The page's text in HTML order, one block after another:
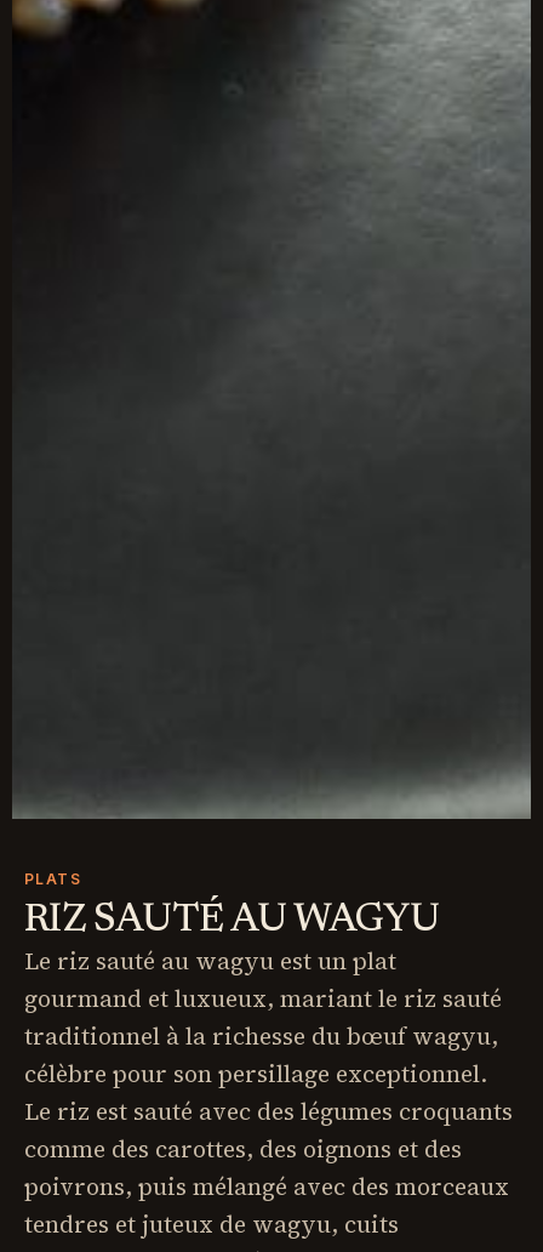
PLATS
RIZ SAUTÉ AU WAGYU
Le riz sauté au wagyu est un plat
gourmand et luxueux, mariant le riz sauté
traditionnel à la richesse du bœuf wagyu,
célèbre pour son persillage exceptionnel.
Le riz est sauté avec des légumes croquants
comme des carottes, des oignons et des
poivrons, puis mélangé avec des morceaux
tendres et juteux de wagyu, cuits